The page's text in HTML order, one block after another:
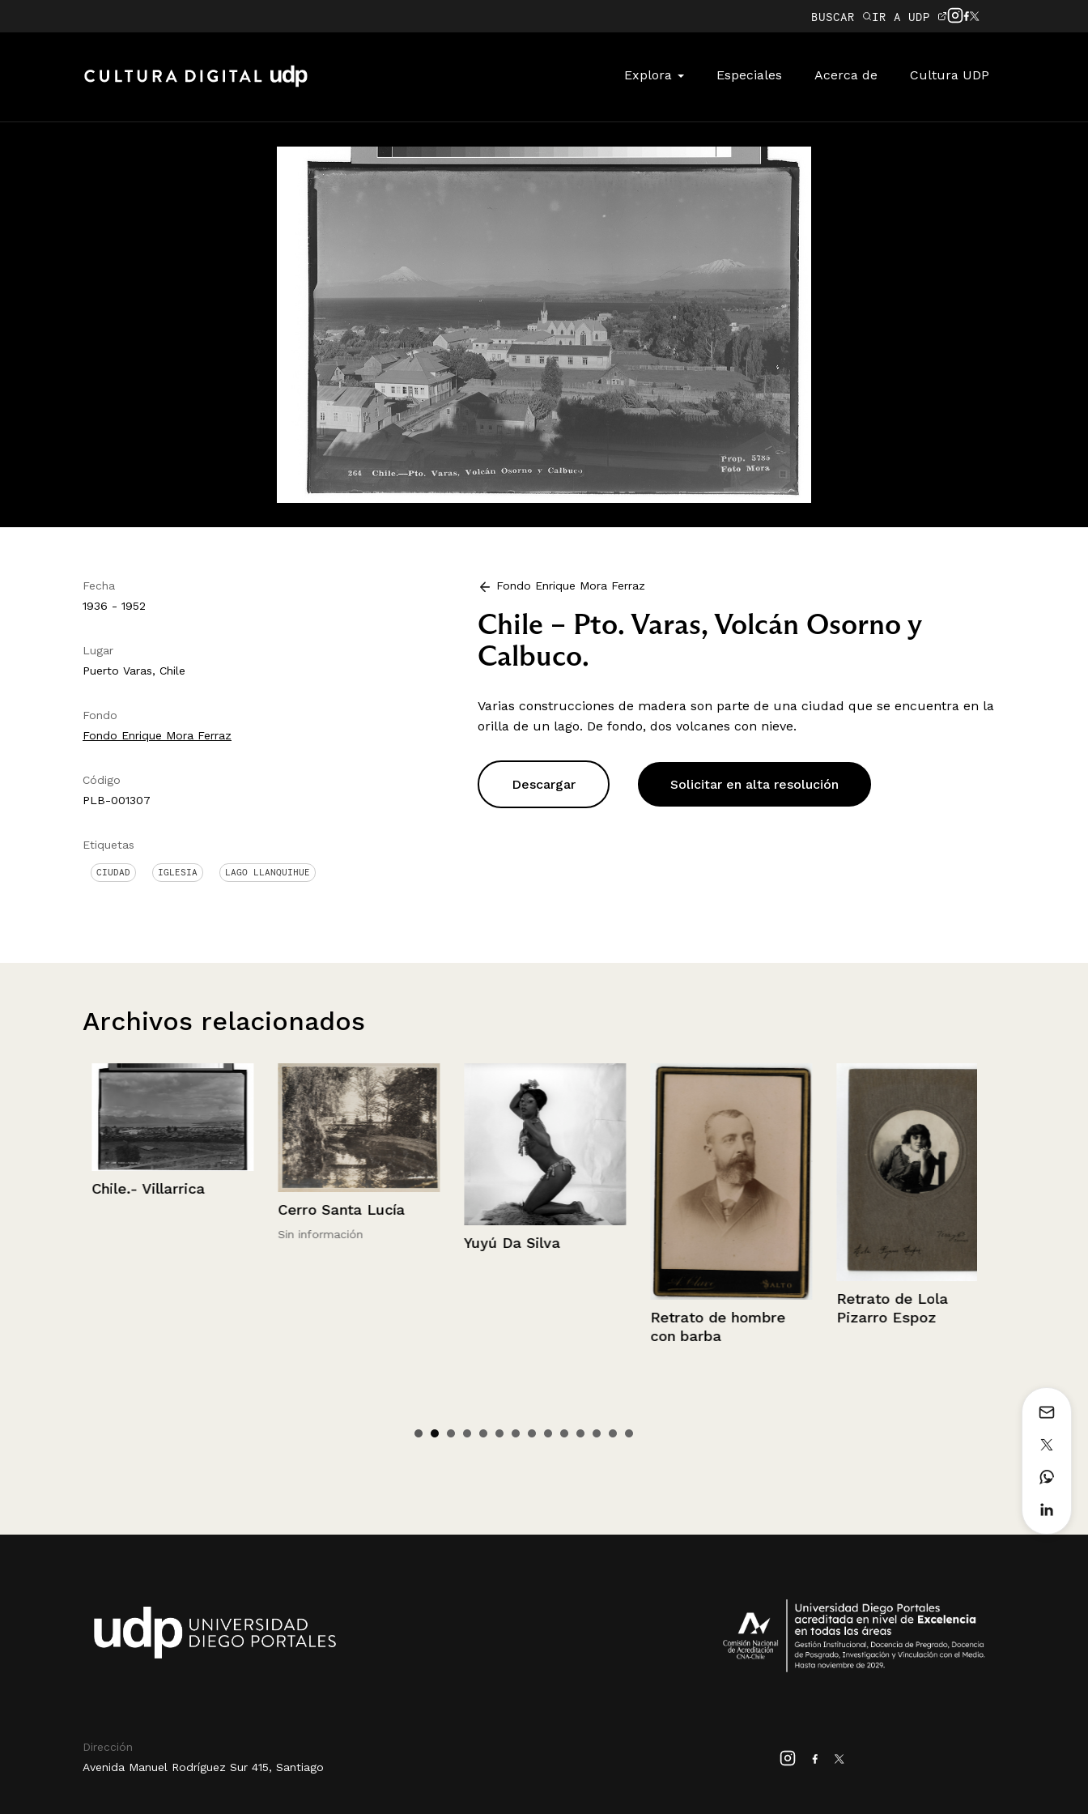
BUSCAR IR A UDP
Explora Especiales Acerca de Cultura UDP
Fecha
1936 - 1952
Lugar
Puerto Varas, Chile
Fondo
Fondo Enrique Mora Ferraz
Código
PLB-001307
Etiquetas
CIUDAD IGLESIA LAGO LLANQUIHUE
Fondo Enrique Mora Ferraz
Chile – Pto. Varas, Volcán Osorno y
Calbuco.
Varias construcciones de madera son parte de una ciudad que se encuentra en la
orilla de un lago. De fondo, dos volcanes con nieve.
Descargar Solicitar en alta resolución
Archivos relacionados
Chile.- Villarrica
Cerro Santa Lucía
Sin información
Yuyú Da Silva
Retrato de hombre
con barba
Retrato de Lola
Pizarro Espoz
Dirección
Avenida Manuel Rodríguez Sur 415, Santiago